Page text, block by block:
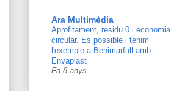
Ara Multimèdia
Aprofitament, residu 0 i economia
circular. És possible i tenim
l'exemple a Benimarfull amb
Envaplast
Fa 8 anys